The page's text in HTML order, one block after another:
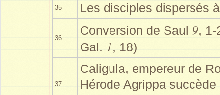
35 Les disciples dispersés
36
Conversion de Saul 9, 1-
Gal. 1, 18)
37
Caligula, empereur de
Hérode Agrippa